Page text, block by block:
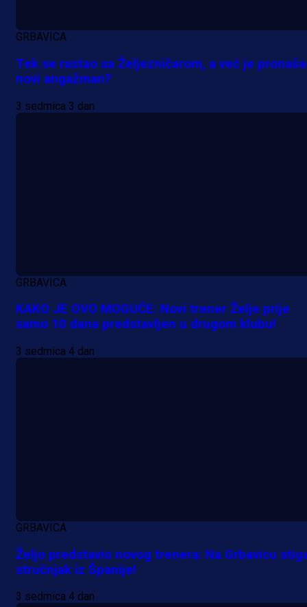
Grbavica se prisjetila Izeta
18 h 47 min
trijumf Salzburga u Evropskoj ligi!
1 dan 1 h
GRBAVICA
Tek se rastao sa Željezničarom, a već je
novi angažman?
3 sedmica 3 dan
GRBAVICA
KAKO JE OVO MOGUĆE: Novi trener Želje prije
samo 10 dana predstavljen u drugom klubu!
3 sedmica 4 dan
GRBAVICA
Željo predstavio novog trenera: Na Grbavicu
stručnjak iz Španije!
3 sedmica 4 dan